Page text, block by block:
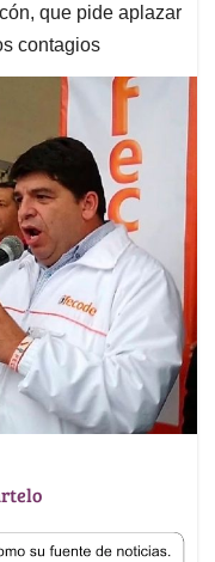
que pide aplazar
contagios